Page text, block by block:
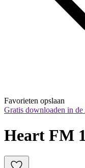
Favorieten opslaan
Gratis downloaden in
Heart FM